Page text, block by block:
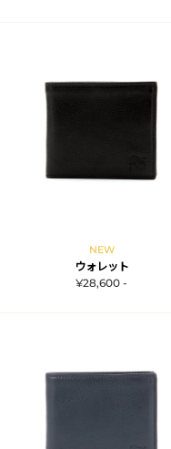
NEW
ウォレット
¥28,600 -